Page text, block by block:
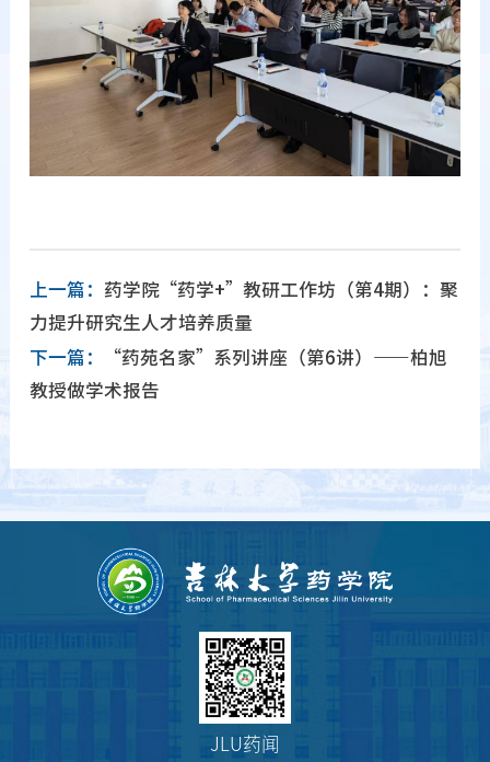
上一篇： 药学院“药学+”教研工作坊（第4期）：聚
力提升研究生人才培养质量
下一篇：
“药苑名家”系列讲座（第6讲）——柏旭
教授做学术报告
JLU药闻